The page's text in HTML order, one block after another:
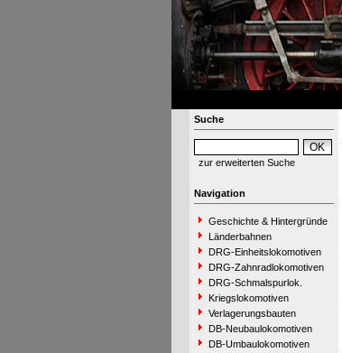
Suche
zur erweiterten Suche
Navigation
Geschichte & Hintergründe
Länderbahnen
DRG-Einheitslokomotiven
DRG-Zahnradlokomotiven
DRG-Schmalspurlok.
Kriegslokomotiven
Verlagerungsbauten
DB-Neubaulokomotiven
DB-Umbaulokomotiven